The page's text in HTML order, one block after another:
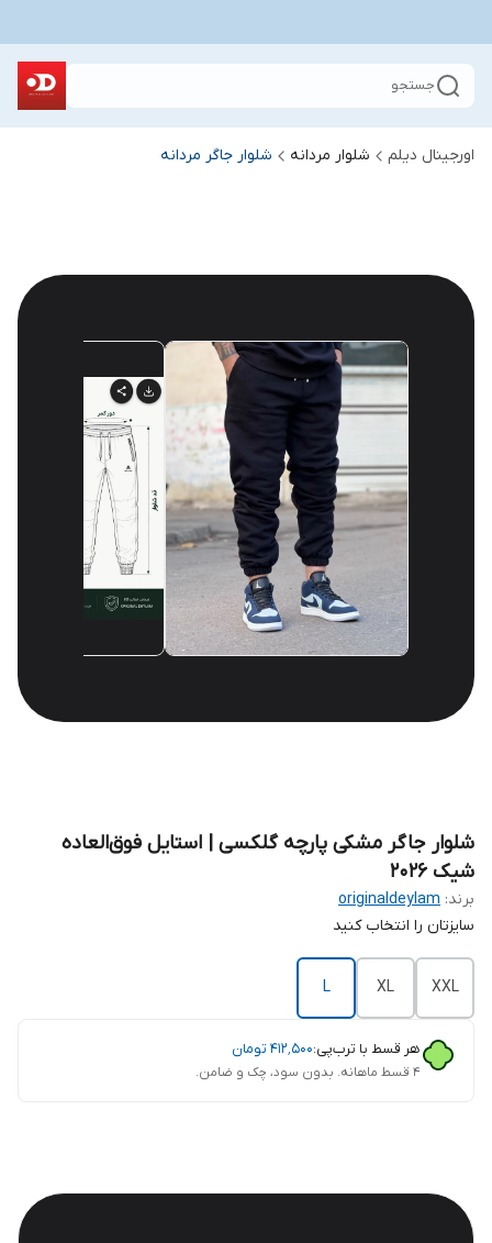
جستجو
اورجینال دیلم شلوار مردانه شلوار جاگر مردانه
شلوار جاگر مشکی پارچه گلکسی | استایل فوق‌العاده
شیک 2026
برند: originaldeylam
سایزتان را انتخاب کنید
XXL
XL
L
هر قسط با ترب‌پی:۴۱۲٬۵۰۰ تومان
۴ قسط ماهانه. بدون سود، چک و ضامن.